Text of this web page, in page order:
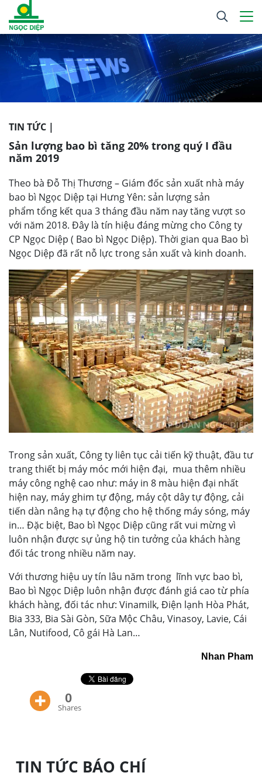
TIN TỨC |
Sản lượng bao bì tăng 20% trong quý I đầu
năm 2019
Theo bà Đỗ Thị Thương – Giám đốc sản xuất nhà máy
bao bì Ngọc Diệp tại Hưng Yên: sản lượng sản
phẩm tổng kết qua 3 tháng đầu năm nay tăng vượt so
với năm 2018. Đây là tín hiệu đáng mừng cho Công ty
CP Ngọc Diệp ( Bao bì Ngọc Diệp). Thời gian qua Bao bì
Ngọc Diệp đã rất nỗ lực trong sản xuất và kinh doanh.
Trong sản xuất, Công ty liên tục cải tiến kỹ thuật, đầu tư
trang thiết bị máy móc mới hiện đại, mua thêm nhiều
máy công nghệ cao như: máy in 8 màu hiện đại nhất
hiện nay, máy ghim tự động, máy cột dây tự động, cải
tiến dàn nâng hạ tự động cho hệ thống máy sóng, máy
in… Đặc biệt, Bao bì Ngọc Diệp cũng rất vui mừng vì
luôn nhận được sự ủng hộ tin tưởng của khách hàng
đối tác trong nhiều năm nay.
Với thương hiệu uy tín lâu năm trong lĩnh vực bao bì,
Bao bì Ngọc Diệp luôn nhận được đánh giá cao từ phía
khách hàng, đối tác như: Vinamilk, Điện lạnh Hòa Phát,
Bia 333, Bia Sài Gòn, Sữa Mộc Châu, Vinasoy, Lavie, Cái
Lân, Nutifood, Cô gái Hà Lan…
Nhan Pham
0
Shares
TIN TỨC BÁO CHÍ